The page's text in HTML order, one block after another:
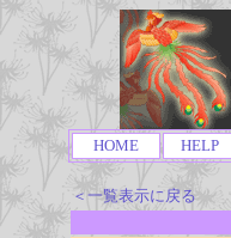
HOME HELP
＜一覧表示に戻る